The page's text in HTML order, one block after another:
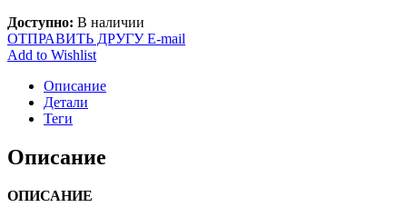
Доступно: В наличии
ОТПРАВИТЬ ДРУГУ E-mail
Add to Wishlist
Описание
Детали
Теги
Описание
ОПИСАНИЕ